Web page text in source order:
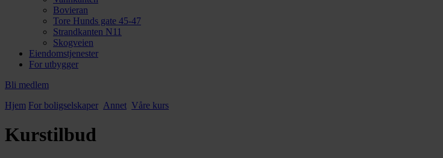
Bovieran
Tore Hunds gate 45-47
Strandkanten N11
Skogveien
Eiendomstjenester
For utbygger
Bli medlem
Hjem For boligselskaper Annet Våre kurs
Kurstilbud